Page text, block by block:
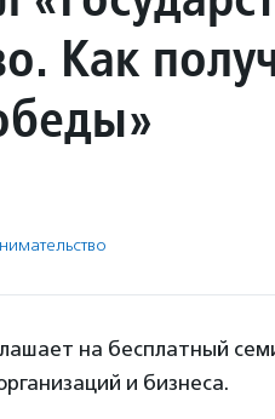
Как
на бесплатный
и бизнеса.